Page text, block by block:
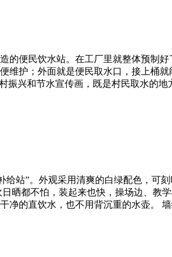
的便民饮水站。在工厂里就整体预制
维护；外面就是便民取水口，接上桶
振兴和节水宣传画，既是村民取水的
站”。外观采用清爽的白绿配色，可
晒都不怕，装起来也快，操场边、
净的直饮水，也不用背沉重的水壶。